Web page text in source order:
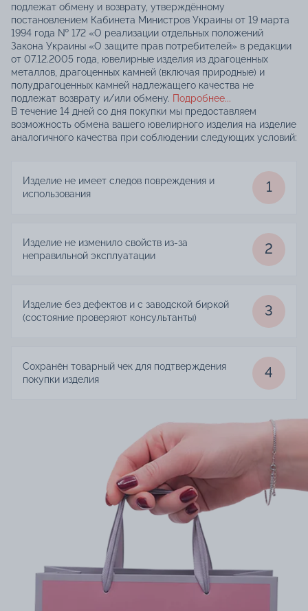
подлежат обмену и возврату, утверждённому
постановлением Кабинета Министров Украины от 19 марта
1994 года № 172 «О реализации отдельных положений
Закона Украины «О защите прав потребителей» в редакции
от 07.12.2005 года, ювелирные изделия из драгоценных
металлов, драгоценных камней (включая природные) и
полудрагоценных камней надлежащего качества не
подлежат возврату и/или обмену. Подробнее...
В течение 14 дней со дня покупки мы предоставляем
возможность обмена вашего ювелирного изделия на изделие
аналогичного качества при соблюдении следующих условий:
Изделие не имеет следов повреждения и
использования
1
Изделие не изменило свойств из-за
неправильной эксплуатации
2
Изделие без дефектов и с заводской биркой
(состояние проверяют консультанты)
3
Сохранён товарный чек для подтверждения
покупки изделия
4